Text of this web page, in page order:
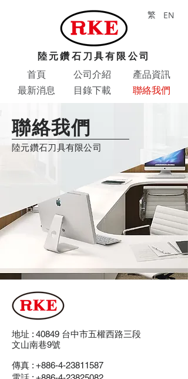
陸元鑽石刀具有限公司
首頁
最新消息
公司介紹
目錄下載
產品資訊
聯絡我們
繁 EN
聯絡我們
陸元鑽石刀具有限公司
地址 : 40849 台中市五權西路三段
文山南巷9號
傳真 : +886-4-23811587